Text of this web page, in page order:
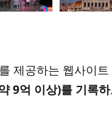
제공하는 웹사이트
9억 이상)를 기록